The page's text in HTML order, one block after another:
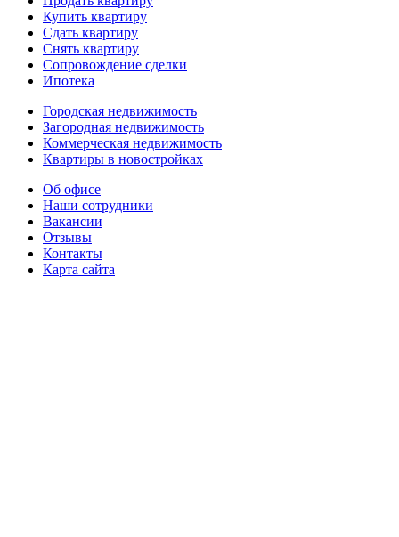
Купить квартиру
Сдать квартиру
Снять квартиру
Сопровождение сделки
Ипотека
Городская недвижимость
Загородная недвижимость
Коммерческая недвижимость
Квартиры в новостройках
Об офисе
Наши сотрудники
Вакансии
Отзывы
Контакты
Карта сайта